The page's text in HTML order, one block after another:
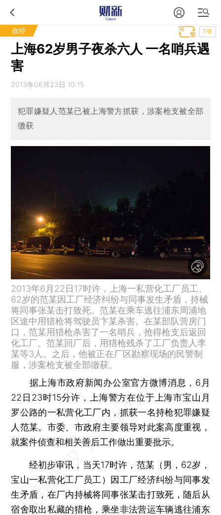
政经 T中
上海62岁男子夜杀六人 一名哨兵遇
害
2013年06月23日 10:15
犯罪嫌疑人范某已被上海警方抓获，涉案枪支被全部
缴获
2013年6月22日17时许，上海一私营化工厂员工、
62岁的范某因工厂经济纠纷与同事发生矛盾，持械
将同事张某击打致死。范某在乘车逃往浦东周浦地
区途中用猎枪将驾驶员卞某杀害。在某部队营房门
口，范某用猎枪杀害了一名哨兵，抢得枪支后返回
化工厂。范某回厂后，用猎枪残杀了工厂负责人李
某等3人。之后，他被正在厂区勘察现场的民警制
服，涉案枪支被全部缴获。
据上海市政府新闻办公室官方微博消息，6月
22日23时15分许，上海警方在位于上海市宝山月
罗公路的一私营化工厂内，抓获一名持枪犯罪嫌疑
人范某。市委、市政府主要领导对此案高度重视，
就案件侦查和相关善后工作做出重要批示。
经初步审讯，当天17时许，范某（男，62岁，
宝山一私营化工厂员工）因工厂经济纠纷与同事发
生矛盾，在厂内持械将同事张某击打致死，随后从
宿舍取出私藏的猎枪，乘坐非法营运车辆逃往浦东